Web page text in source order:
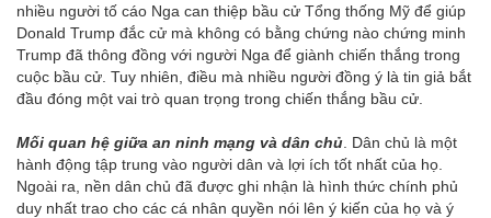
nhiều người tố cáo Nga can thiệp bầu cử Tổng thống Mỹ để giúp
Donald Trump đắc cử mà không có bằng chứng nào chứng minh
Trump đã thông đồng với người Nga để giành chiến thắng trong
cuộc bầu cử. Tuy nhiên, điều mà nhiều người đồng ý là tin giả bắt
đầu đóng một vai trò quan trọng trong chiến thắng bầu cử.
Mối quan hệ giữa an ninh mạng và dân chủ . Dân chủ là một
hành động tập trung vào người dân và lợi ích tốt nhất của họ.
Ngoài ra, nền dân chủ đã được ghi nhận là hình thức chính phủ
duy nhất trao cho các cá nhân quyền nói lên ý kiến của họ và ý